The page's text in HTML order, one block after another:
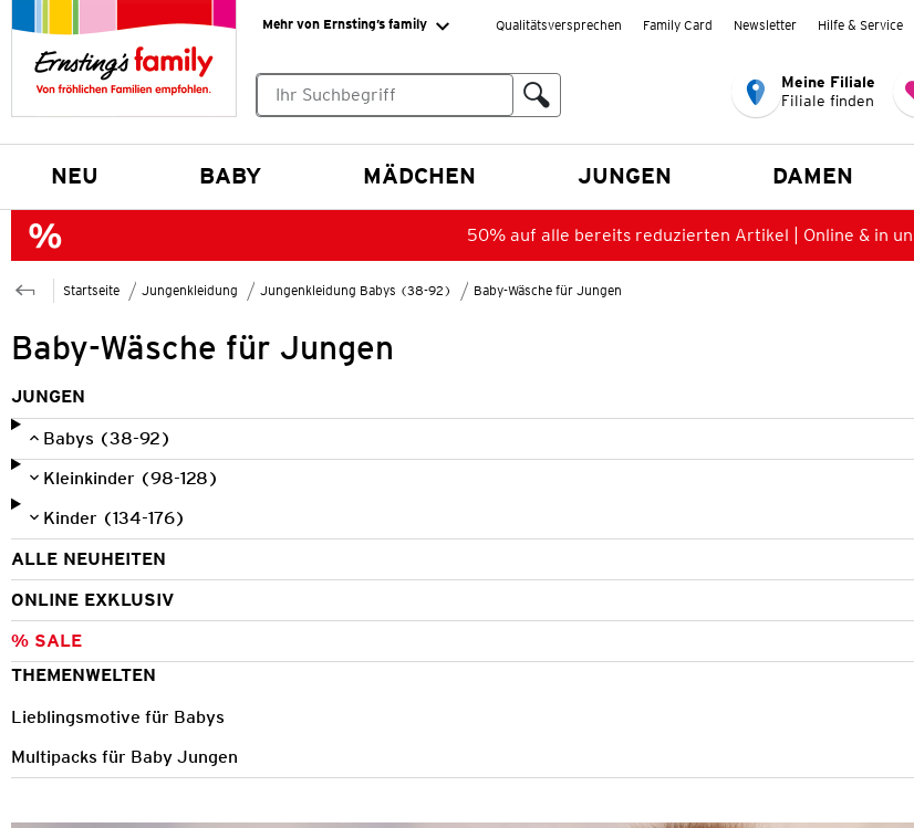
Mehr von Ernsting’s family Qualitätsversprechen Family Card Newsletter Hilfe & Service
Meine Filiale
Filiale finden
NEU BABY MÄDCHEN JUNGEN DAMEN
50% auf alle bereits reduzierten Artikel | Online & in
Startseite Jungenkleidung Jungenkleidung Babys (38-92) Baby-Wäsche für Jungen
Baby-Wäsche für Jungen
JUNGEN
Babys (38-92)
Kleinkinder (98-128)
Kinder (134-176)
ALLE NEUHEITEN
ONLINE EXKLUSIV
% SALE
THEMENWELTEN
Lieblingsmotive für Babys
Multipacks für Baby Jungen